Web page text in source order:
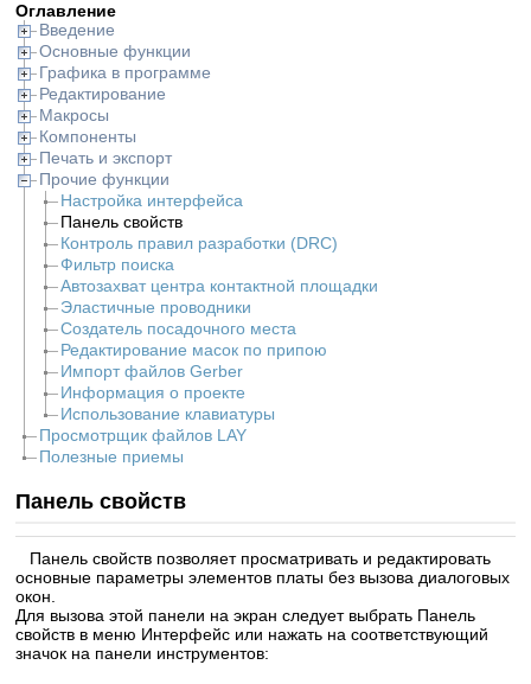
Оглавление
Введение
Основные функции
Графика в программе
Редактирование
Макросы
Компоненты
Печать и экспорт
Прочие функции
Настройка интерфейса
Панель свойств
Контроль правил разработки (DRC)
Фильтр поиска
Автозахват центра контактной площадки
Эластичные проводники
Создатель посадочного места
Редактирование масок по припою
Импорт файлов Gerber
Информация о проекте
Использование клавиатуры
Просмотрщик файлов LAY
Полезные приемы
Панель свойств
Панель свойств позволяет просматривать и редактировать
основные параметры элементов платы без вызова диалоговых
окон.
Для вызова этой панели на экран следует выбрать Панель
свойств в меню Интерфейс или нажать на соответствующий
значок на панели инструментов: